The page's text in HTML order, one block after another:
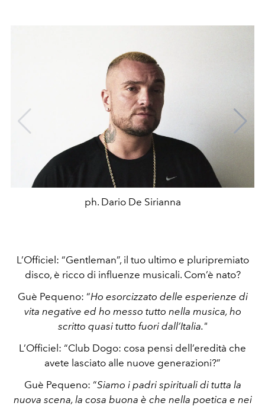
ph. Dario De Sirianna
L’Officiel: “Gentleman”, il tuo ultimo e pluripremiato
disco, è ricco di influenze musicali. Com’è nato?
Guè Pequeno: “Ho esorcizzato delle esperienze di
vita negative ed ho messo tutto nella musica, ho
scritto quasi tutto fuori dall’Italia."
L’Officiel: “Club Dogo: cosa pensi dell’eredità che
avete lasciato alle nuove generazioni?”
Guè Pequeno: “Siamo i padri spirituali di tutta la
nuova scena, la cosa buona è che nella poetica e nei